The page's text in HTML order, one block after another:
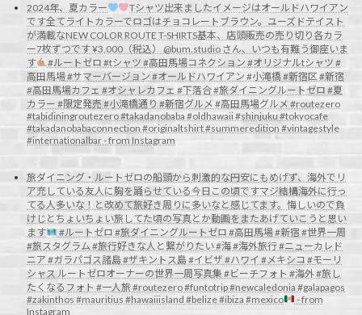
2024年、夏カラー
Tシャツ出来ましたイメージはオールドハワイアン
です全てライトカラーでロゴはチョコレートブラウン。ユーズドテイスト
が満載なNEW COLOR ROUTE T-SHIRTS基本、店頭販売の売り切り各カラ
ー7枚ずつです ¥3,000（税込） @bum.studio さん、いつも有難う御座いま
す
#ルートゼロ #tシャツ #高田馬場コネクション #オリジナルtシャツ #
高田馬場 #サマーバージョン #オールドハワイアン #小滝橋 #新宿区 #新宿
#高田馬場カフェ #オシャレカフェ #下落合 #旅ダイニングルートゼロ #夏
カラー #限定発売 #小滝橋通り #新宿グルメ #高田馬場グルメ #routezero
#tabidiningroutezero #takadanobaba #oldhawaii #shinjuku #tokyocafe
#takadanobabaconnection #originaltshirt #summeredition #vintagestyle
#internationalbar - from Instagram
旅ダイニング・ルートゼロの船頭から刺激的な円安にもめげず、海外でリ
ア充している友人に胸を踊らせている今日この頃ですマジ結構海外に行っ
てる人多いな！と改めて旅好き周りに多いなと感じてます。悔しいので負
けじとちょいちょい旅してた頃の写真とか動画をまたあげていこうと思い
ます
#ルートゼロ #旅ダイニングルートゼロ #高田馬場 #新宿 #世界一周
#旅スタグラム #旅行好きな人と繋がりたい #海 #海外旅行 #ニューカレド
ニア #ガラパゴス諸島 #ザキントス島 #イビザ #ハワイ #メキシコ #モーリ
シャス ルートゼロオーナーの世界一周写真集 #ビーチフォト #海外 #旅し
たくなるフォト #一人旅 #routezero #funtotrip #newcaledonia #galapagos
#zakinthos #mauritius #hawaiiisland #belize #ibiza #mexico
- from
Instagram